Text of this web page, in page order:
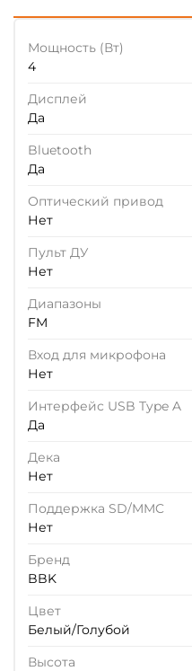
Мощность (Вт)
4
Дисплей
Да
Bluetooth
Да
Оптический привод
Нет
Пульт ДУ
Нет
Диапазоны
FM
Вход для микрофона
Нет
Интерфейс USB Type A
Да
Дека
Нет
Поддержка SD/MMC
Нет
Бренд
BBK
Цвет
Белый/Голубой
Высота